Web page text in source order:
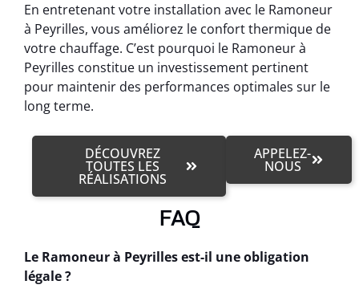
En entretenant votre installation avec le Ramoneur
à Peyrilles, vous améliorez le confort thermique de
votre chauffage. C’est pourquoi le Ramoneur à
Peyrilles constitue un investissement pertinent
pour maintenir des performances optimales sur le
long terme.
DÉCOUVREZ
TOUTES LES
RÉALISATIONS
APPELEZ-
NOUS
FAQ
Le Ramoneur à Peyrilles est-il une obligation
légale ?